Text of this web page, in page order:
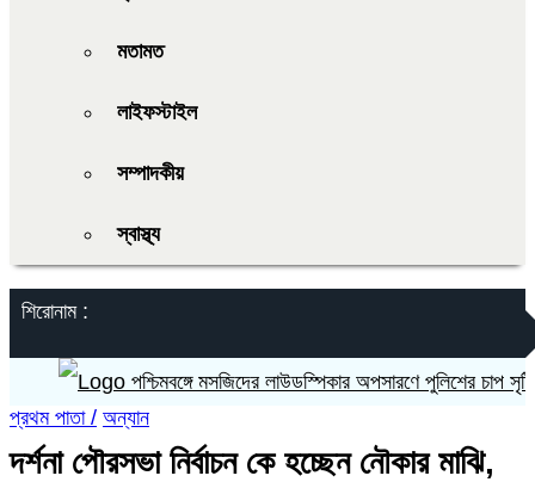
মতামত
লাইফস্টাইল
সম্পাদকীয়
স্বাস্থ্য
শিরোনাম :
পশ্চিমবঙ্গে মসজিদের লাউডস্পিকার অপসারণে পুলিশের চাপ সৃষ্টির
প্রথম পাতা / অন্যান
দর্শনা পৌরসভা নির্বাচন কে হচ্ছেন নৌকার মাঝি,